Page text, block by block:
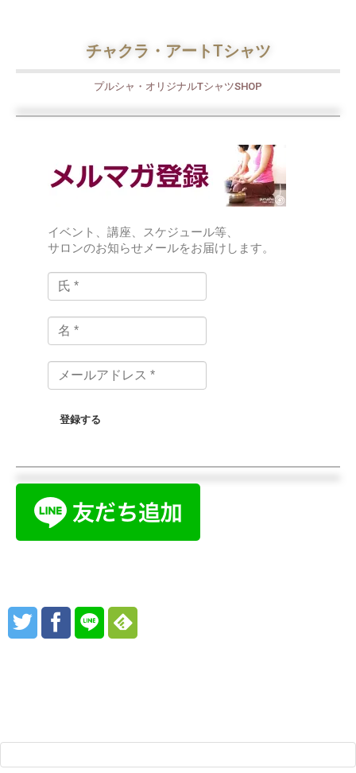
チャクラ・アートTシャツ
プルシャ・オリジナルTシャツSHOP
イベント、講座、スケジュール等、
サロンのお知らせメールをお届けします。